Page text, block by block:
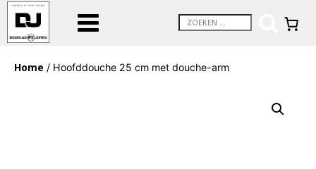
Home / Hoofddouche 25 cm met douche-arm